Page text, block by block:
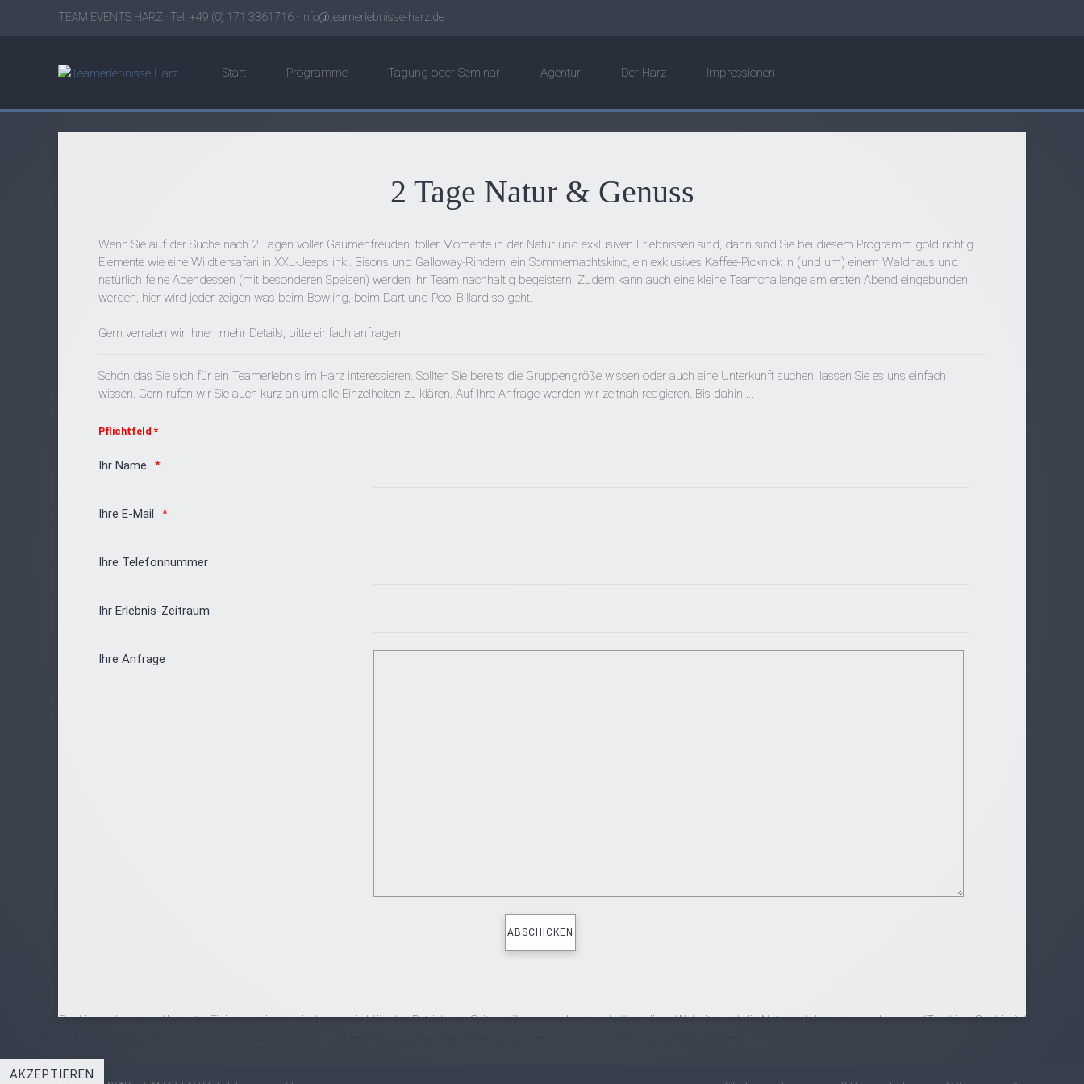
TEAM EVENTS HARZ · Tel. +49 (0) 171 3361716 · info@teamerlebnisse-harz.de
Start Programme Tagung oder Seminar Agentur Der Harz Impressionen
2 Tage Natur & Genuss
Wenn Sie auf der Suche nach 2 Tagen voller Gaumenfreuden, toller Momente in der Natur und exklusiven Erlebnissen sind, dann sind Sie bei diesem Programm gold richtig.
Elemente wie eine Wildtiersafari in XXL-Jeeps inkl. Bisons und Galloway-Rindern, ein Sommernachtskino, ein exklusives Kaffee-Picknick in (und um) einem Waldhaus und
natürlich feine Abendessen (mit besonderen Speisen) werden Ihr Team nachhaltig begeistern. Zudem kann auch eine kleine Teamchallenge am ersten Abend eingebunden
werden, hier wird jeder zeigen was beim Bowling, beim Dart und Pool-Billard so geht.
Gern verraten wir Ihnen mehr Details, bitte einfach anfragen!
Schön das Sie sich für ein Teamerlebnis im Harz interessieren. Sollten Sie bereits die Gruppengröße wissen oder auch eine Unterkunft suchen, lassen Sie es uns einfach
wissen. Gern rufen wir Sie auch kurz an um alle Einzelheiten zu klären. Auf Ihre Anfrage werden wir zeitnah reagieren. Bis dahin ...
Pflichtfeld *
Ihr Name
Ihre E-Mail
Ihre Telefonnummer
Ihr Erlebnis-Zeitraum
Ihre Anfrage
Wir nutzen Cookies auf unserer Website. Einige von ihnen sind essenziell für den Betrieb der Seite, während andere uns helfen, diese Website und die Nutzererfahrung zu verbessern (Tracking Cookies). Sie können
AKZEPTIEREN